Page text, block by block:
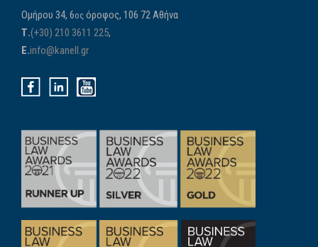
Ομήρου 34, 6ος όροφος, 106 72 Αθήνα
Τ.(+30) 210 3611 225,
E.info@kanell.gr